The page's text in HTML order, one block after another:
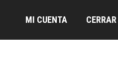
MI CUENTA